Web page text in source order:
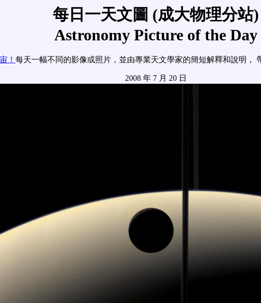
每日一天文圖 (成大物理分站)
Astronomy Picture of the Day
！ 每天一幅不同的影像或照片，並由專業天文學家的簡短解釋和說明，
2008 年 7 月 20 日